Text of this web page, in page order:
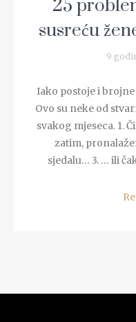
25
susreću
9
Iako postoje i
Ovo su neke od
svakog mjeseca. 1.
zatim,
sjedalu… 3. … ili